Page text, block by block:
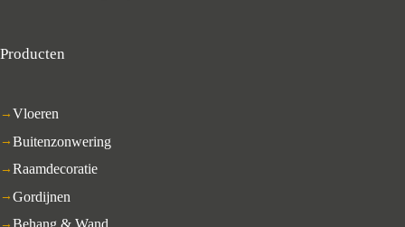
Producten
Vloeren
Buitenzonwering
Raamdecoratie
Gordijnen